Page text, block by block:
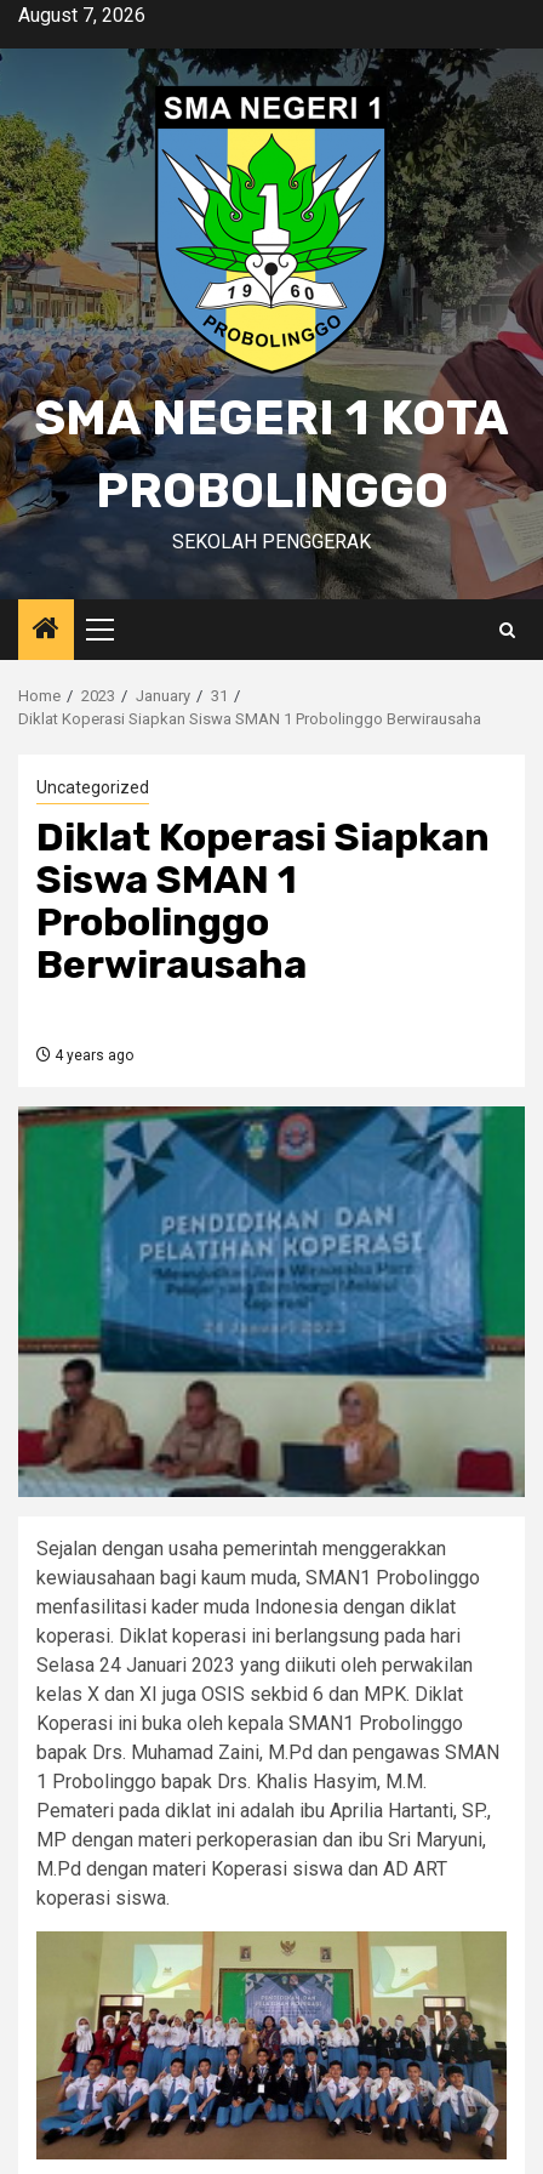
SkipAugust 7, 2026
SMA NEGERI 1 KOTA
PROBOLINGGO
SEKOLAH PENGGERAK
Primary
Menu
Home 2023 January
31
Diklat Koperasi Siapkan Siswa SMAN 1 Probolinggo Berwirausaha
Uncategorized
Diklat Koperasi Siapkan
Siswa SMAN 1
Probolinggo
Berwirausaha
4 years ago
Sejalan dengan usaha pemerintah menggerakkan
kewiausahaan bagi kaum muda, SMAN1 Probolinggo
menfasilitasi kader muda Indonesia dengan diklat
koperasi. Diklat koperasi ini berlangsung pada hari
Selasa 24 Januari 2023 yang diikuti oleh perwakilan
kelas X dan XI juga OSIS sekbid 6 dan MPK. Diklat
Koperasi ini buka oleh kepala SMAN1 Probolinggo
bapak Drs. Muhamad Zaini, M.Pd dan pengawas SMAN
1 Probolinggo bapak Drs. Khalis Hasyim, M.M.
Pemateri pada diklat ini adalah ibu Aprilia Hartanti, SP.,
MP dengan materi perkoperasian dan ibu Sri Maryuni,
M.Pd dengan materi Koperasi siswa dan AD ART
koperasi siswa.